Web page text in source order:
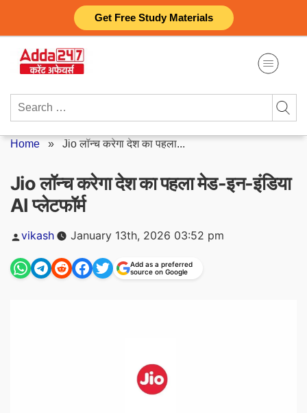
Get Free Study Materials
content
Search
Home » Jio लॉन्च करेगा देश का पहला...
Jio लॉन्च करेगा देश का पहला मेड-इन-इंडिया
AI प्लेटफॉर्म
Posted
vikash January 13th, 2026 03:52 pm
Add as a preferred
source on Google